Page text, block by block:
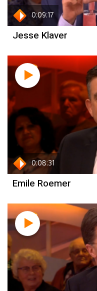
0:09:17
Jesse Klaver
0:08:31
Emile Roemer